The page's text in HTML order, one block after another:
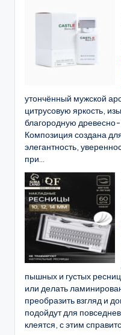
утончённый мужской
цитрусовую яркость,
благородную древесно-
Композиция создана
элегантность,
при...
пышных и густых
или делать
преобразить взгляд и
подойдут для
клеятся, с этим